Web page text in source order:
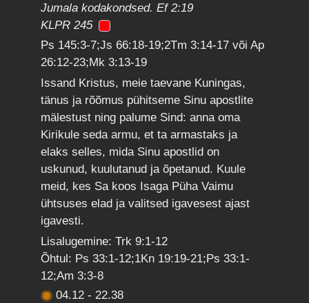
Jumala kodakondsed. Ef 2:19
KLPR 245
Ps 145:3-7;Js 66:18-19;2Tm 3:14-17 või Ap
26:12-23;Mk 3:13-19
Issand Kristus, meie taevane Kuningas,
tänus ja rõõmus pühitseme Sinu apostlite
mälestust ning palume Sind: anna oma
Kirikule seda armu, et ta armastaks ja
elaks selles, mida Sinu apostlid on
uskunud, kuulutanud ja õpetanud. Kuule
meid, kes Sa koos Isaga Püha Vaimu
ühtsuses elad ja valitsed igavesest ajast
igavesti.
Lisalugemine: Trk 9:1-12
Õhtul: Ps 33:1-12;1Kn 19:19-21;Ps 33:1-
12;Am 3:3-8
04.12-22.38